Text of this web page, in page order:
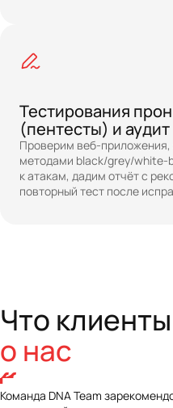
Тестирования
(пентесты) и аудит
Проверим веб-приложения,
методами black/grey/white-
к атакам, дадим отчёт с
повторный тест после
Что клиенты
о нас
Команда DNA Team